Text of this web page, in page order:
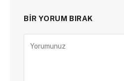
BIR YORUM BIRAK